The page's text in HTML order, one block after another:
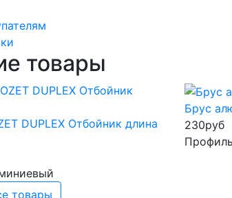
товары
DUPLEX Отбойник длина
Брус
230руб
товары